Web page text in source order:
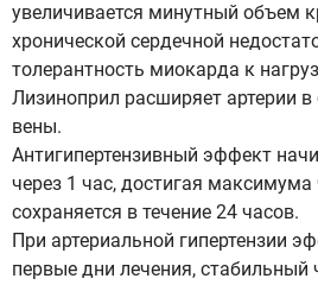
увеличивается минутный объем
хронической сердечной
толерантность миокарда к
Лизиноприл расширяет артерии
вены.
Антигипертензивный эффект
через 1 час, достигая максимума
сохраняется в течение 24 часов.
При артериальной гипертензии
первые дни лечения, стабильный